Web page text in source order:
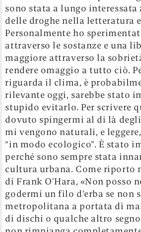
sono stata a lungo
delle droghe nella letteratura
Personalmente ho
attraverso le sostanze e una
maggiore attraverso la
rendere omaggio a tutto ciò.
riguarda il clima, è
rilevante oggi, sarebbe stato
stupido evitarlo. Per scrivere
dovuto spingermi al di là
mi vengono naturali, e
“in modo ecologico”. È stato
perché sono sempre stata
cultura urbana. Come riporto
di Frank O’Hara, «Non posso
godermi un filo d’erba se non
metropolitana a portata di
di dischi o qualche altro